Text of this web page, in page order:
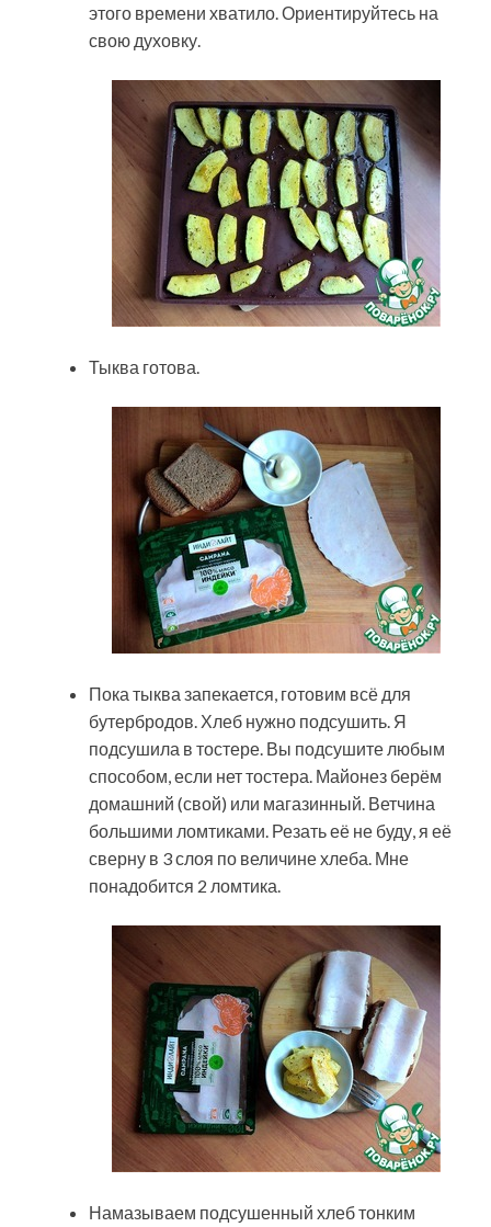
этого времени хватило. Ориентируйтесь на
свою духовку.
Тыква готова.
Пока тыква запекается, готовим всё для
бутербродов. Хлеб нужно подсушить. Я
подсушила в тостере. Вы подсушите любым
способом, если нет тостера. Майонез берём
домашний (свой) или магазинный. Ветчина
большими ломтиками. Резать её не буду, я её
сверну в 3 слоя по величине хлеба. Мне
понадобится 2 ломтика.
Намазываем подсушенный хлеб тонким